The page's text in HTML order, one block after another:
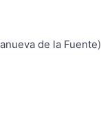
de la Fuente)